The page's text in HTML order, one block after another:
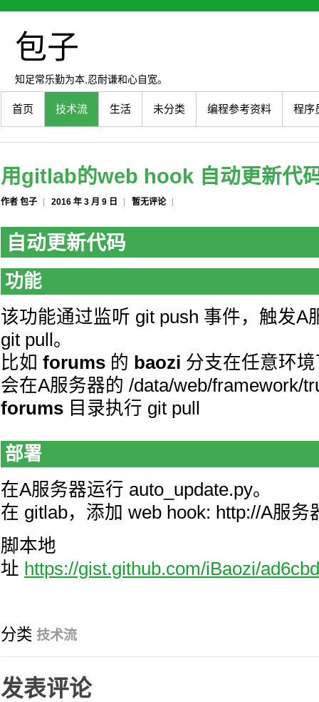
包子
知足常乐勤为本,忍耐谦和心自宽。
首页 技术流 生活 未分类 编程参考资料 程序
用gitlab的web hook 自动更新代
作者 包子 2016 年 3 月 9 日 暂无评论
自动更新代码
功能
该功能通过监听 git push 事件，触发A
git pull。
比如 forums 的 baozi 分支在任意环
会在A服务器的 /data/web/framework/
forums 目录执行 git pull
部署
在A服务器运行 auto_update.py。
在 gitlab，添加 web hook: http://A服务
脚本地
址 https://gist.github.com/iBaozi/
分类 技术流
发表评论